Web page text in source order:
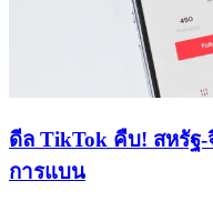
ดีล TikTok คืบ! สหรัฐ-
การแบน